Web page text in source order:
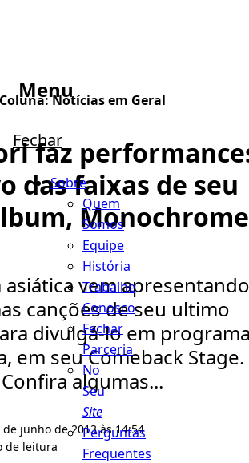
Menu
Fechar
Sobre
Quem
Somos
Equipe
História
Trabalhe
Conosco
Fechar
Parceria
No
Seu
Site
Perguntas
Frequentes
Coluna:Notícias em Geral
faz
das faixas de seu
Monochrome
asiática vem apresentando
canções de seu ultimo
divulgá-lo em
em seu Comeback Stage.
Confira algumas...
de junho de 2013 às 14:54
de leitura